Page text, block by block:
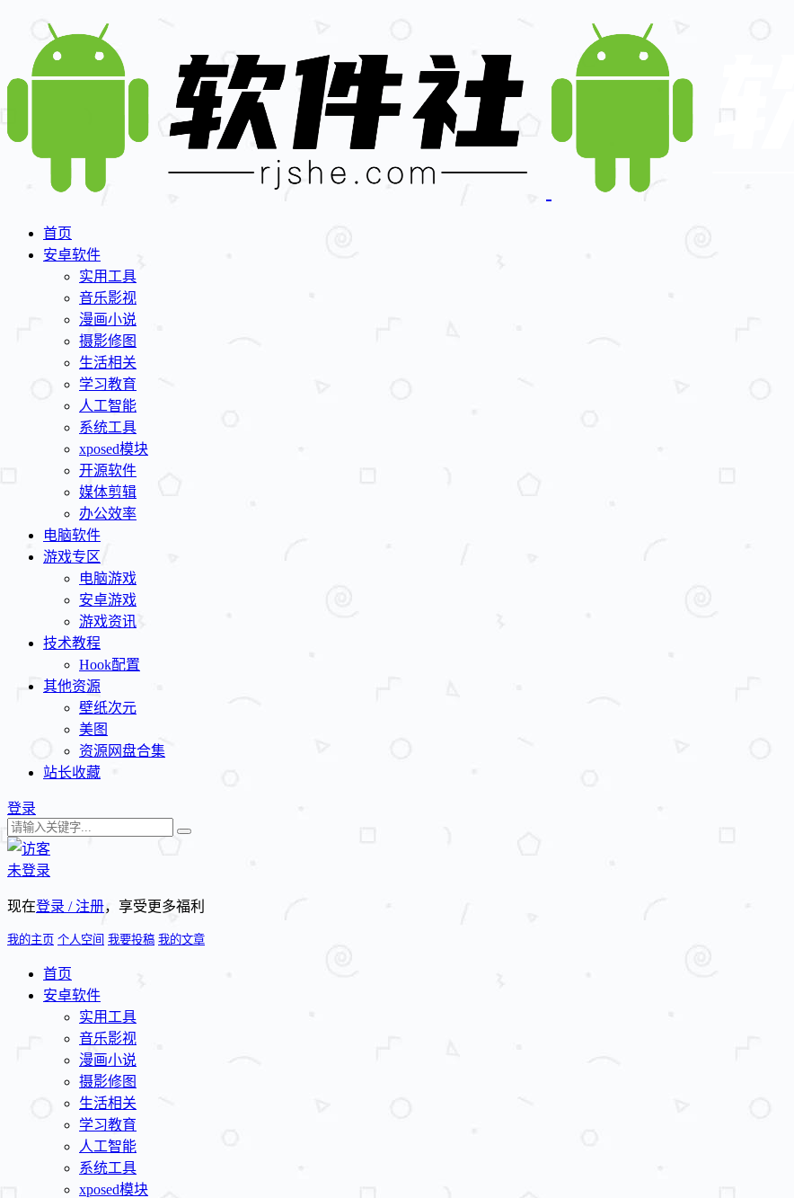
首页
安卓软件
实用工具
音乐影视
漫画小说
摄影修图
生活相关
学习教育
人工智能
系统工具
xposed模块
开源软件
媒体剪辑
办公效率
电脑软件
游戏专区
电脑游戏
安卓游戏
游戏资讯
技术教程
Hook配置
其他资源
壁纸次元
美图
资源网盘合集
站长收藏
登录
未登录
现在登录 / 注册，享受更多福利
我的主页 个人空间 我要投稿 我的文章
首页
安卓软件
实用工具
音乐影视
漫画小说
摄影修图
生活相关
学习教育
人工智能
系统工具
xposed模块